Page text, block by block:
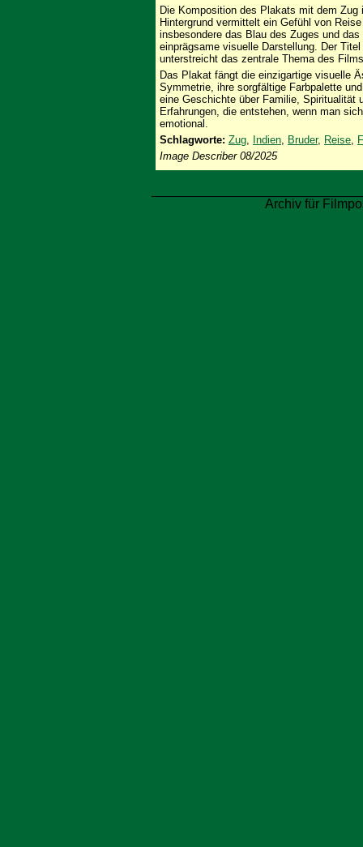
Die Komposition des Plakats mit dem
Hintergrund vermittelt ein Gefühl von
insbesondere das Blau des Zuges und
einprägsame visuelle Darstellung. Der
unterstreicht das zentrale Thema des
Das Plakat fängt die einzigartige visuelle
Symmetrie, ihre sorgfältige Farbpalette
eine Geschichte über Familie, Spiritualität
Erfahrungen, die entstehen, wenn man
emotional.
Schlagworte: Zug, Indien, Bruder, Reise,
Image Describer 08/2025
Archiv für